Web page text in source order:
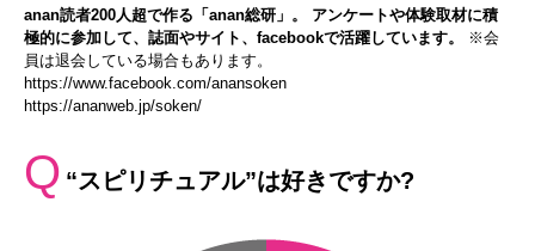
anan読者200人超で作る「anan総研」。 アンケートや体験取材に積
極的に参加して、誌面やサイト、facebookで活躍しています。
※会
員は退会している場合もあります。
https://www.facebook.com/anansoken
https://ananweb.jp/soken/
Q “スピリチュアル”は好きですか?